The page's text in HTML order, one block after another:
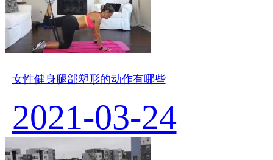
女性健身腿部塑形的动作有哪些
2021-03-24